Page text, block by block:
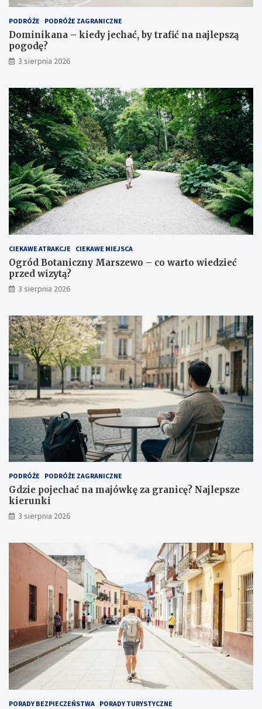
PODRÓŻE PODRÓŻE ZAGRANICZNE
Dominikana – kiedy jechać, by trafić na najlepszą
pogodę?
3 sierpnia 2026
CIEKAWE ATRAKCJE CIEKAWE MIEJSCA
Ogród Botaniczny Marszewo – co warto wiedzieć
przed wizytą?
3 sierpnia 2026
PODRÓŻE PODRÓŻE ZAGRANICZNE
Gdzie pojechać na majówkę za granicę? Najlepsze
kierunki
3 sierpnia 2026
PORADY BEZPIECZEŃSTWA PORADY TURYSTYCZNE